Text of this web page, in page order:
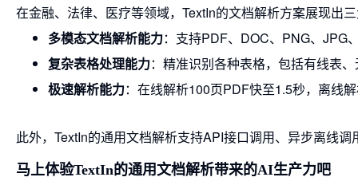
在金融、法律、医疗等领域，TextIn的文档解析方案展现出
多模态文档解析能力：支持PDF、DOC、PNG、JPG
复杂表格处理能力：精准识别各种表格，包括有线表
极速解析能力：在线解析100页PDF快至1.5秒，离线
此外，TextIn的通用文档解析支持API接口调用、异步离线
马上体验TextIn的通用文档解析带来的AI生产力吧